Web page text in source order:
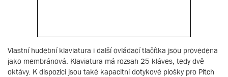
Vlastní hudební klaviatura i další ovládací tlačítka jsou provedena
jako membránová. Klaviatura má rozsah 25 kláves, tedy dvě
oktávy. K dispozici jsou také kapacitní dotykové plošky pro Pitch